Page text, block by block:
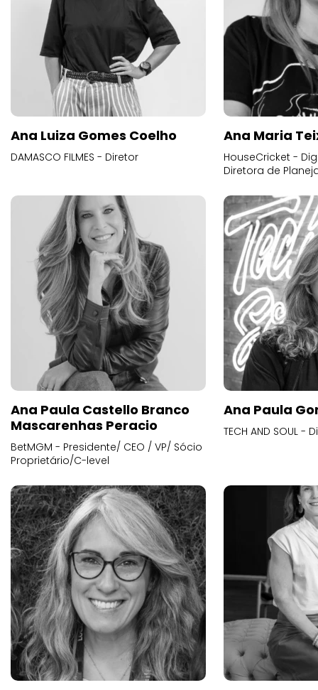
Ana Luiza Gomes Coelho
DAMASCO FILMES - Diretor
Ana Maria
HouseCricket -
Diretora de
Ana Paula Castello Branco
Mascarenhas Peracio
BetMGM - Presidente/ CEO / VP/ Sócio
Proprietário/C-level
Ana Paula
TECH AND SOUL